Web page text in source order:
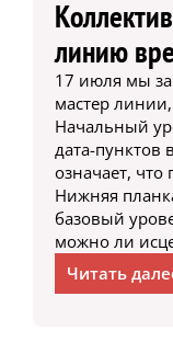
линию
17 июля мы
мастер
Начальный
дата-пунктов
означает,
Нижняя
базовый
можно ли
Читать